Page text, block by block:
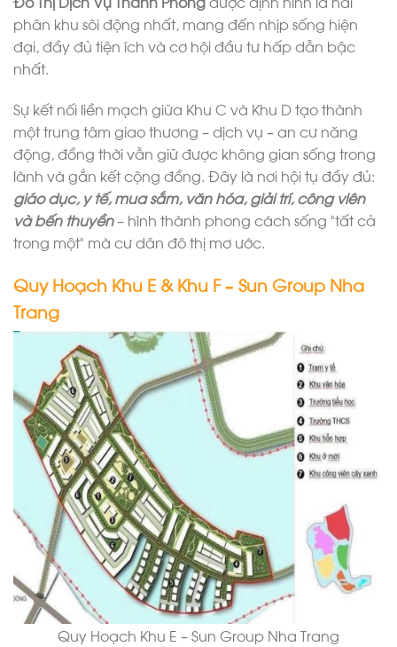
phân khu sôi động nhất, mang đến nhịp sống hiện
đại, đầy đủ tiện ích và cơ hội đầu tư hấp dẫn bậc
nhất.
Sự kết nối liền mạch giữa Khu C và Khu D tạo thành
một trung tâm giao thương – dịch vụ – an cư năng
động, đồng thời vẫn giữ được không gian sống trong
lành và gắn kết cộng đồng. Đây là nơi hội tụ đầy đủ:
giáo dục, y tế, mua sắm, văn hóa, giải trí, công viên
và bến thuyền– hình thành phong cách sống “tất cả
trong một” mà cư dân đô thị mơ ước.
Quy Hoạch Khu E & Khu F – Sun Group Nha
Trang
Quy Hoạch Khu E – Sun Group Nha Trang